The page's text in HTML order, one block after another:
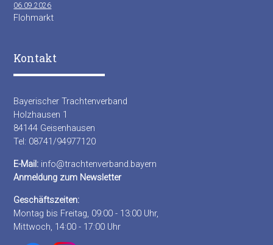
06.09.2026
Flohmarkt
Kontakt
Bayerischer Trachtenverband
Holzhausen 1
84144 Geisenhausen
Tel: 08741/94977120
E-Mail: info@trachtenverband.bayern
Anmeldung zum Newsletter
Geschäftszeiten:
Montag bis Freitag, 09:00 - 13:00 Uhr,
Mittwoch, 14:00 - 17:00 Uhr